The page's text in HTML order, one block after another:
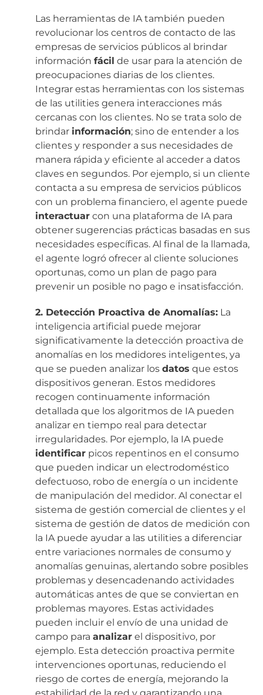
Las herramientas de IA también pueden
revolucionar los centros de contacto de las
empresas de servicios públicos al brindar
información fácil de usar para la atención de
preocupaciones diarias de los clientes.
Integrar estas herramientas con los sistemas
de las utilities genera interacciones más
cercanas con los clientes. No se trata solo de
brindar información; sino de entender a los
clientes y responder a sus necesidades de
manera rápida y eficiente al acceder a datos
claves en segundos. Por ejemplo, si un cliente
contacta a su empresa de servicios públicos
con un problema financiero, el agente puede
interactuar con una plataforma de IA para
obtener sugerencias prácticas basadas en sus
necesidades específicas. Al final de la llamada,
el agente logró ofrecer al cliente soluciones
oportunas, como un plan de pago para
prevenir un posible no pago e insatisfacción.
2. Detección Proactiva de Anomalías: La
inteligencia artificial puede mejorar
significativamente la detección proactiva de
anomalías en los medidores inteligentes, ya
que se pueden analizar los datos que estos
dispositivos generan. Estos medidores
recogen continuamente información
detallada que los algoritmos de IA pueden
analizar en tiempo real para detectar
irregularidades. Por ejemplo, la IA puede
identificar picos repentinos en el consumo
que pueden indicar un electrodoméstico
defectuoso, robo de energía o un incidente
de manipulación del medidor. Al conectar el
sistema de gestión comercial de clientes y el
sistema de gestión de datos de medición con
la IA puede ayudar a las utilities a diferenciar
entre variaciones normales de consumo y
anomalías genuinas, alertando sobre posibles
problemas y desencadenando actividades
automáticas antes de que se conviertan en
problemas mayores. Estas actividades
pueden incluir el envío de una unidad de
campo para analizar el dispositivo, por
ejemplo. Esta detección proactiva permite
intervenciones oportunas, reduciendo el
riesgo de cortes de energía, mejorando la
estabilidad de la red y garantizando una